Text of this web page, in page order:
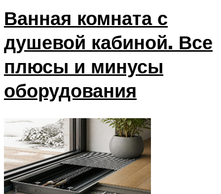
Ванная комната с
душевой кабиной. Все
плюсы и минусы
оборудования